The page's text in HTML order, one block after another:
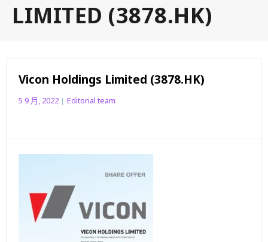
LIMITED (3878.HK)
Vicon Holdings Limited (3878.HK)
5 9 月, 2022 Editorial team